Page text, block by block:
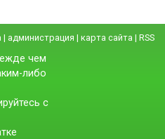
| администрация | карта сайта | RSS
чем
либо
с